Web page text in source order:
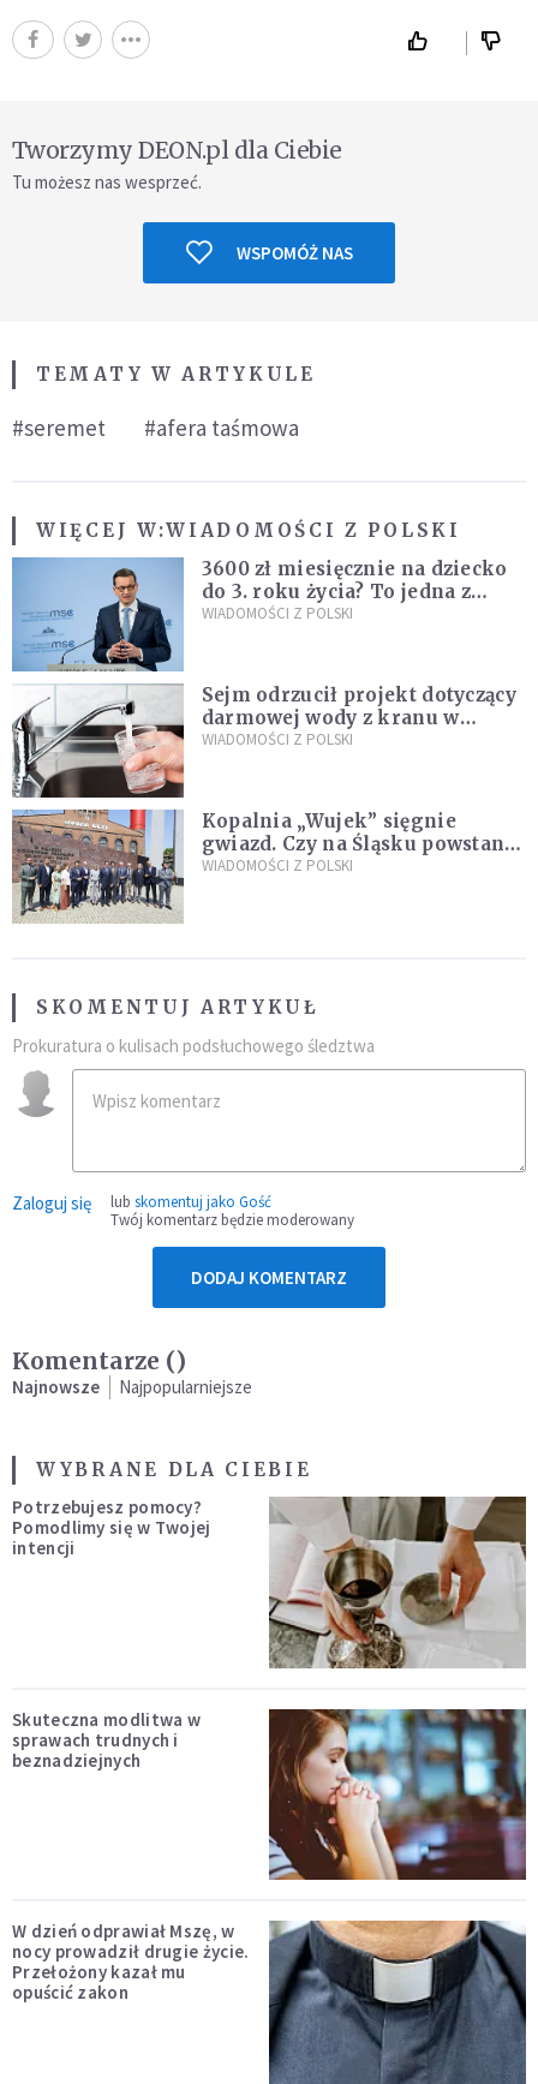
Tworzymy DEON.pl dla Ciebie
Tu możesz nas wesprzeć.
WSPOMÓŻ NAS
TEMATY W ARTYKULE
#seremet #afera taśmowa
WIĘCEJ W:WIADOMOŚCI Z POLSKI
3600 zł miesięcznie na dziecko
do 3. roku życia? To jedna z
propozycji programu "Rozwój
WIADOMOŚCI Z POLSKI
Sejm odrzucił projekt dotyczący
darmowej wody z kranu w
restauracjach
WIADOMOŚCI Z POLSKI
Kopalnia „Wujek” sięgnie
gwiazd. Czy na Śląsku powstanie
„Dolina Krzemowa”?
WIADOMOŚCI Z POLSKI
SKOMENTUJ ARTYKUŁ
Prokuratura o kulisach podsłuchowego śledztwa
Zaloguj się lub skomentuj jako Gość
Twój komentarz będzie moderowany
DODAJ KOMENTARZ
Komentarze ()
Najnowsze Najpopularniejsze
WYBRANE DLA CIEBIE
Potrzebujesz pomocy?
Pomodlimy się w Twojej
intencji
Skuteczna modlitwa w
sprawach trudnych i
beznadziejnych
W dzień odprawiał Mszę, w
nocy prowadził drugie życie.
Przełożony kazał mu
opuścić zakon